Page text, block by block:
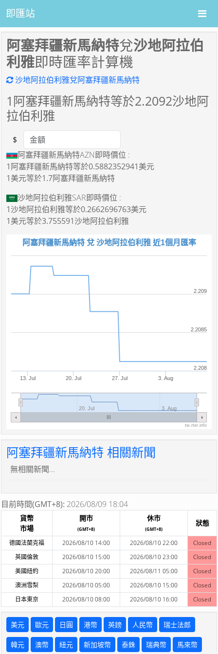
即匯站
阿塞拜疆新馬納特兌沙地阿拉伯
利雅即時匯率計算機
沙地阿拉伯利雅兌阿塞拜疆新馬納特
1 阿塞拜疆新馬納特等於2.2092沙地阿
拉伯利雅
Amount
$
阿塞拜疆新馬納特AZN即時價位 :
1阿塞拜疆新馬納特等於0.5882352941美元
1美元等於1.7阿塞拜疆新馬納特
沙地阿拉伯利雅SAR即時價位 :
1沙地阿拉伯利雅等於0.2662696763美元
1美元等於3.755591沙地阿拉伯利雅
阿塞拜疆新馬納特 兌 沙地阿拉伯利雅 近1個月匯率
13. Jul 20. Jul 27. Jul 3. Aug
20. Jul 3. Aug
2.208
2.2085
2.209
tw.rter.info
阿塞拜疆新馬納特 相關新聞
無相關新聞...
目前時間(GMT+8): 2026/08/09 18:04
貨幣
市場
開市
(GMT+8)
休市
(GMT+8)
狀態
德國法蘭克福 2026/08/10 14:00 2026/08/10 22:00
Closed
英國倫敦
2026/08/10 15:00 2026/08/10 23:00
Closed
美國紐約
2026/08/10 20:00 2026/08/11 05:00
Closed
澳洲雪梨
2026/08/10 05:00 2026/08/10 15:00
Closed
日本東京
2026/08/10 08:00 2026/08/10 16:00 Closed
美元 歐元 日圓 港幣 英鎊 人民幣 瑞士法郎
韓元 澳幣 紐元 新加坡幣 泰銖 瑞典幣 馬來幣